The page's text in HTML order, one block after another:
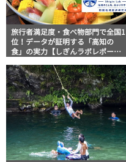
旅行者満足度・食べ物部門で全国1
位！データが証明する「高知の
食」の実力【しぎんラボレポー